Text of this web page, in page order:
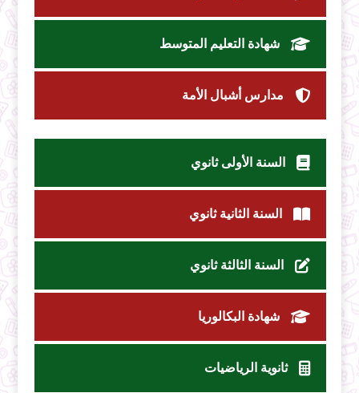
شهادة التعليم المتوسط
مدارس أشبال الأمة
السنة الأولى ثانوي
السنة الثانية ثانوي
السنة الثالثة ثانوي
شهادة البكالوريا
ثانوية الرياضيات